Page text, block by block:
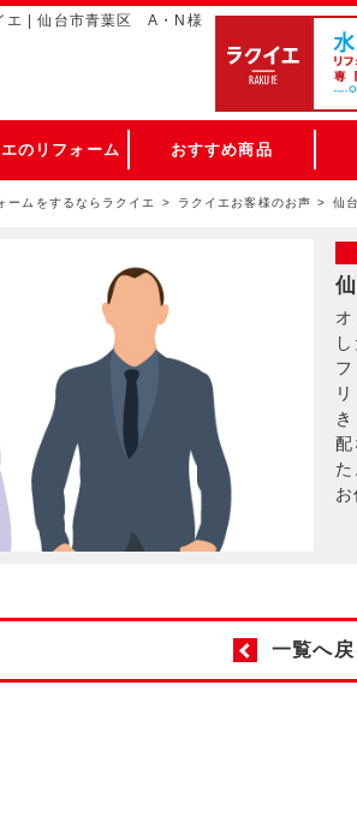
エ | 仙台市青葉区 A・N様
のリフォーム おすすめ商品
ームをするならラクイエ ラクイエお客様のお声 仙
一覧へ戻